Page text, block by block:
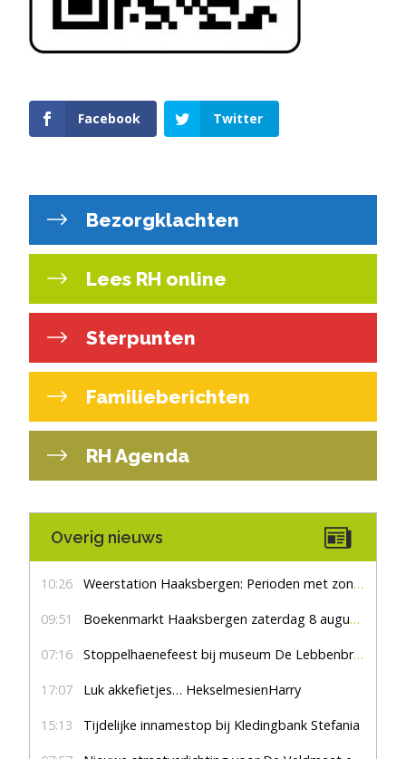
Facebook Twitter
Bezorgklachten
Lees RH online
Sterpunten
Familieberichten
RH Agenda
Overig nieuws
10:26 Weerstation Haaksbergen: Perioden met zon en droog
09:51 Boekenmarkt Haaksbergen zaterdag 8 augustus, marktplein Haaksbergen
07:16 Stoppelhaenefeest bij museum De Lebbenbrugge
17:07 Luk akkefietjes… HekselmesienHarry
15:13 Tijdelijke innamestop bij Kledingbank Stefania